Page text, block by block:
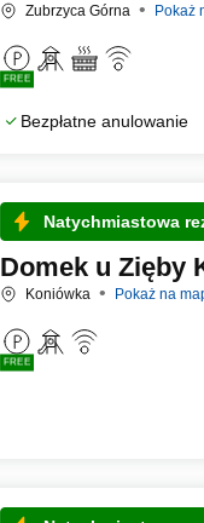
Zubrzyca Górna Pokaż
FREE
Bezpłatne anulowanie
Natychmiastowa
Domek u Zięby
Koniówka Pokaż na
FREE